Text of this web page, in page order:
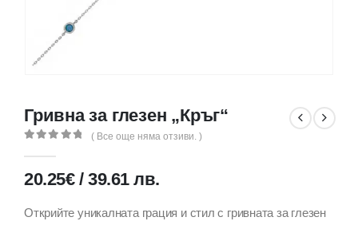
Гривна за глезен „Кръг“
( Все още няма отзиви. )
20.25€ /39.61лв.
Открийте уникалната грация и стил с гривната за глезен